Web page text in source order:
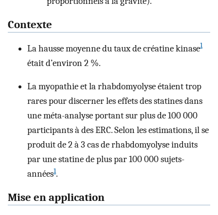
Contexte
La hausse moyenne du taux de créatine kinase1
était d’environ 2 %.
La myopathie et la rhabdomyolyse étaient trop
rares pour discerner les effets des statines dans
une méta-analyse portant sur plus de 100 000
participants à des ERC. Selon les estimations, il se
produit de 2 à 3 cas de rhabdomyolyse induits
par une statine de plus par 100 000 sujets-
années1.
Mise en application